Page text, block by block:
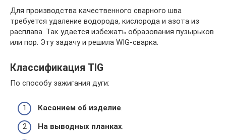
Для производства качественного сварного шва
требуется удаление водорода, кислорода и азота из
расплава. Так удается избежать образования пузырьков
или пор. Эту задачу и решила WIG-сварка.
Классификация TIG
По способу зажигания дуги:
Касанием об изделие
На выводных планках.